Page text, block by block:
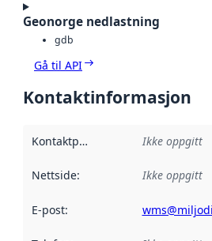
Geonorge nedlastning
gdb
Gå til API
Kontaktinformasjon
Kontaktpunkt Ikke oppgitt
Nettside: Ikke oppgitt
E-post: